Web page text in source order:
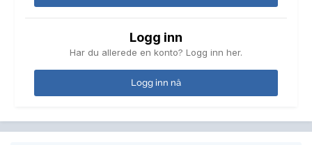
Logg inn
Har du allerede en konto? Logg inn her.
Logg inn nå